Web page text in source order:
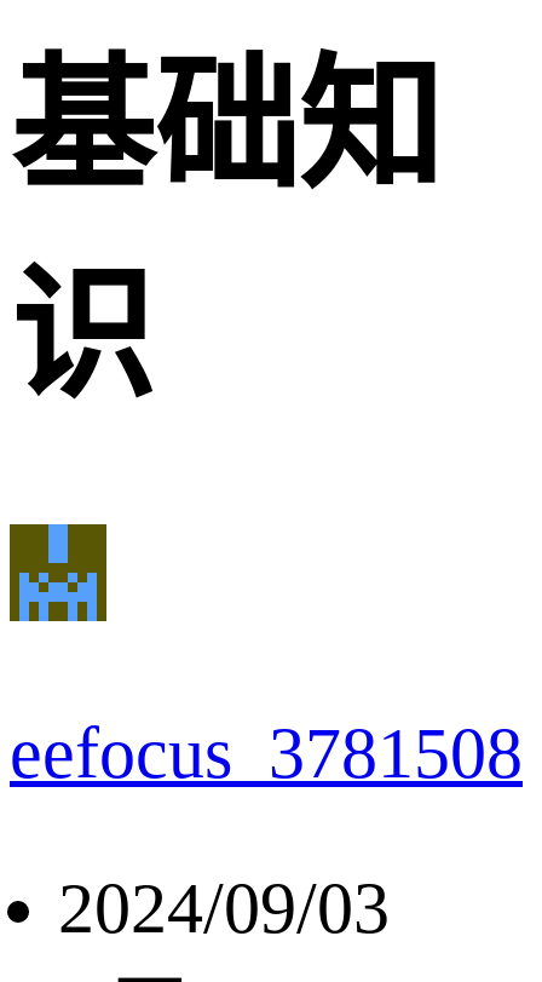
基础知
识
eefocus_3781508
2024/09/03